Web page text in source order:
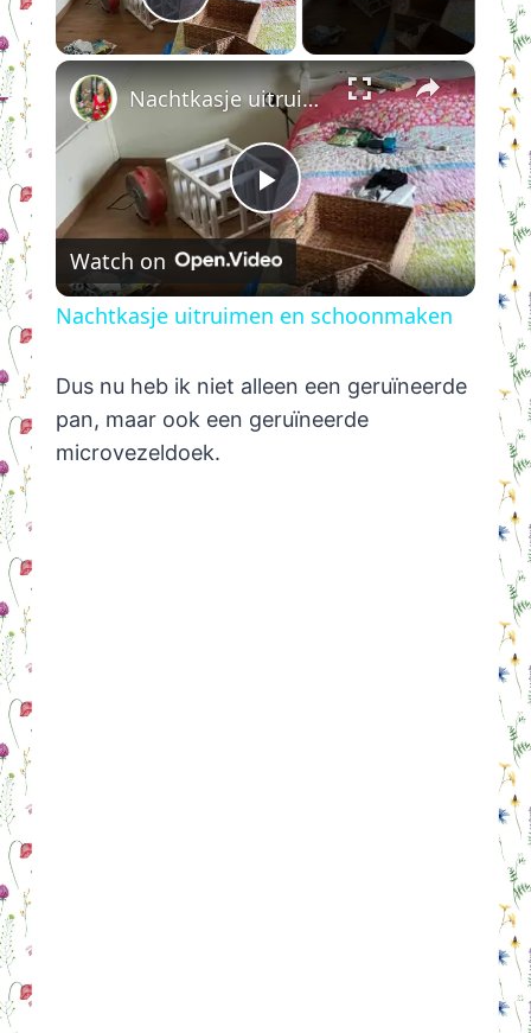
Play Video
×
Play
Video
Nachtkasje uitruimen en schoonmaken
Watch on
Nachtkasje uitruimen en schoonmaken
Dus nu heb ik niet alleen een geruïneerde
pan, maar ook een geruïneerde
microvezeldoek.